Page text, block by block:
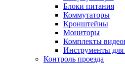
Блоки питания
Коммутаторы
Кронштейны
Мониторы
Комплекты
Инструменты
Контроль проезда